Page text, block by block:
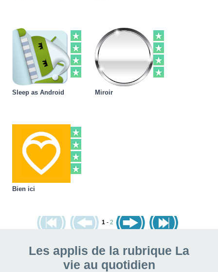
Sleep as Android Miroir
Bien ici
1 - 2
Les applis de la rubrique La
vie au quotidien